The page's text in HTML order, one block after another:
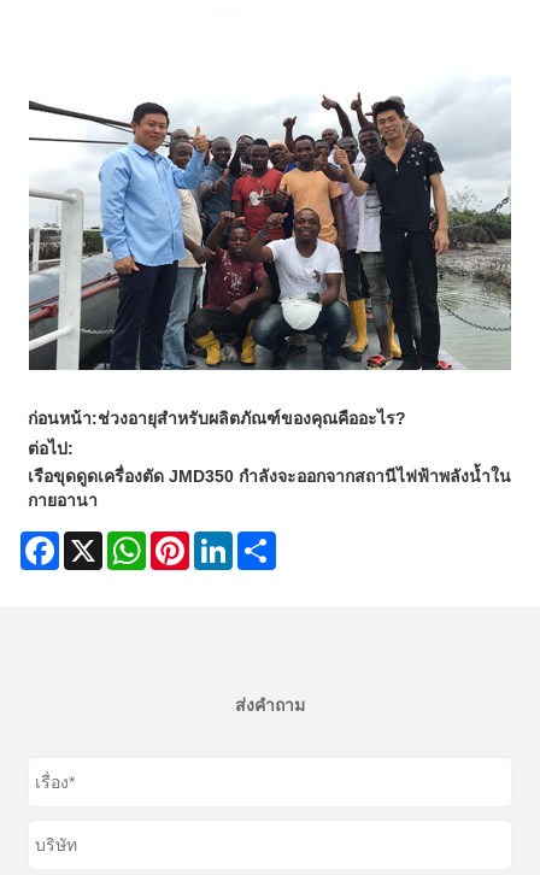
ก่อนหน้า:ช่วงอายุสำหรับผลิตภัณฑ์ของคุณคืออะไร?
ต่อไป:
เรือขุดดูดเครื่องตัด JMD350 กำลังจะออกจากสถานีไฟฟ้าพลังน้ำใน
กายอานา
Facebook
X WhatsAppPinterestLinkedIn
ส่งคำถาม